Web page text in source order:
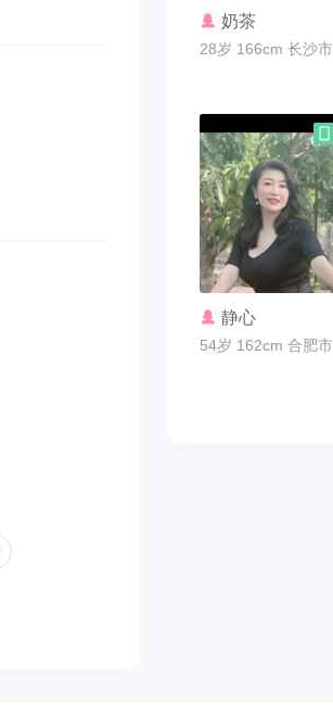
联系TA
奶茶
28岁 166cm 长沙市
联系TA
静心
54岁 162cm 合肥市